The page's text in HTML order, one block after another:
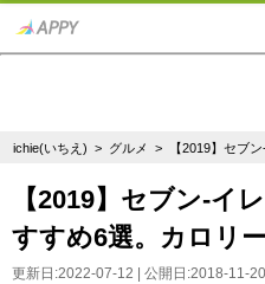
ichie(いちえ) > グルメ > 【2019】セブン
【2019】セブン‐イ
すすめ6選。カロリ
更新日:2022-07-12 | 公開日:2018-11-20